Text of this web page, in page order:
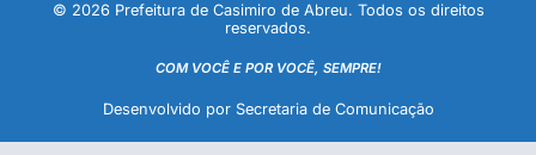
© 2026 Prefeitura de Casimiro de Abreu. Todos os direitos
reservados.
COM VOCÊ E POR VOCÊ, SEMPRE!
Desenvolvido por Secretaria de Comunicação